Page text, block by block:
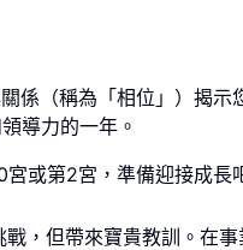
係（稱為「相位」）揭
導力的一年。
或第2宮，準備迎接成
，但帶來寶貴教訓。在